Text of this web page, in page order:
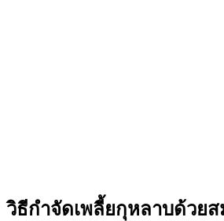
วิธีกำจัดเพลี้ยกุหลาบด้วย